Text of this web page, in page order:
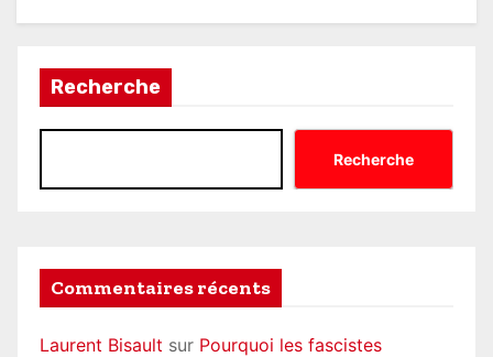
Recherche
Recherche
Commentaires récents
Laurent Bisault sur Pourquoi les fascistes